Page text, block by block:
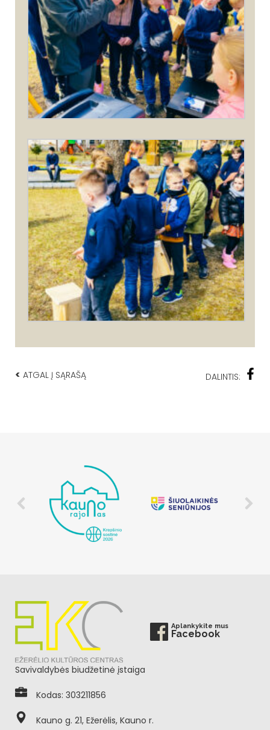
< ATGAL Į SĄRAŠĄ DALINTIS:
Aplankykite mus
Facebook
Savivaldybės biudžetinė įstaiga
Kodas: 303211856
Kauno g. 21, Ežerėlis, Kauno r.